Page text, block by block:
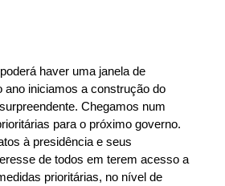
haver uma janela de
iniciamos a construção do
Chegamos num
para o próximo governo.
à presidência e seus
de todos em terem acesso a
prioritárias, no nível de